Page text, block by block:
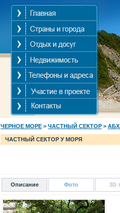
ЧЕРНОЕ МОРЕ > ЧАСТНЫЙ СЕКТОР >
ЧАСТНЫЙ СЕКТОР У МОРЯ
Описание Фото 3D